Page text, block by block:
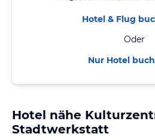
Hotel & Flug
Oder
Nur Hotel
Hotel nähe
Stadtwerkstatt